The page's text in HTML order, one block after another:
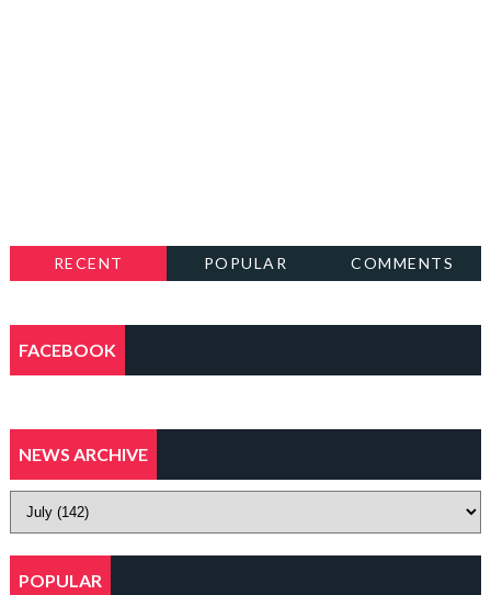
RECENT POPULAR COMMENTS
FACEBOOK
NEWS ARCHIVE
POPULAR